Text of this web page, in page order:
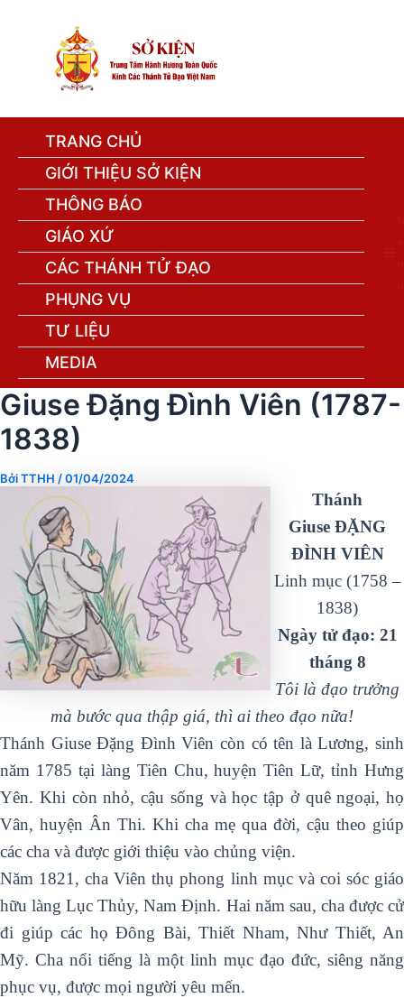
TRANG CHỦ
GIỚI THIỆU SỞ KIỆN
THÔNG BÁO
GIÁO XỨ
CÁC THÁNH TỬ ĐẠO
PHỤNG VỤ
TƯ LIỆU
MEDIA
Giuse Ðặng Ðình Viên (1787-
1838)
BởiTTHH /01/04/2024
Thánh
Giuse ĐẶNG
ĐÌNH VIÊN
Linh mục (1758 –
1838)
Ngày tử đạo: 21
tháng 8
Tôi là đạo trưởng
mà bước qua thập giá, thì ai theo đạo nữa!
Thánh Giuse Đặng Đình Viên còn có tên là Lương, sinh
năm 1785 tại làng Tiên Chu, huyện Tiên Lữ, tỉnh Hưng
Yên. Khi còn nhỏ, cậu sống và học tập ở quê ngoại, họ
Vân, huyện Ân Thi. Khi cha mẹ qua đời, cậu theo giúp
các cha và được giới thiệu vào chủng viện.
Năm 1821, cha Viên thụ phong linh mục và coi sóc giáo
hữu làng Lục Thủy, Nam Định. Hai năm sau, cha được cử
đi giúp các họ Đông Bài, Thiết Nham, Như Thiết, An
Mỹ. Cha nổi tiếng là một linh mục đạo đức, siêng năng
phục vụ, được mọi người yêu mến.